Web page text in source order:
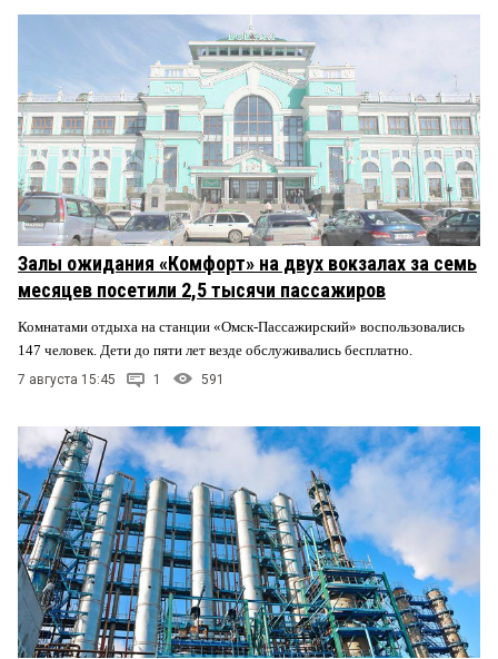
Залы ожидания «Комфорт» на двух вокзалах за семь
месяцев посетили 2,5 тысячи пассажиров
Комнатами отдыха на станции «Омск-Пассажирский» воспользовались
147 человек. Дети до пяти лет везде обслуживались бесплатно.
7 августа 15:45 1 591